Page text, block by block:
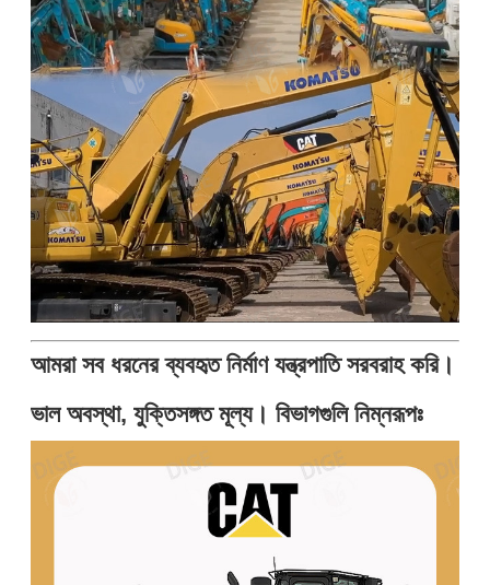
আমরা সব ধরনের ব্যবহৃত নির্মাণ যন্ত্রপাতি সরবরাহ করি।
ভাল অবস্থা, যুক্তিসঙ্গত মূল্য। বিভাগগুলি নিম্নরূপঃ